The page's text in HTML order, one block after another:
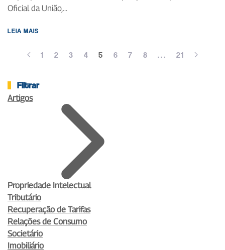
Oficial da União,...
LEIA MAIS
1 2 3 4 5 6 7 8 … 21
Filtrar
Artigos
Propriedade Intelectual
Tributário
Recuperação de Tarifas
Relações de Consumo
Societário
Imobiliário